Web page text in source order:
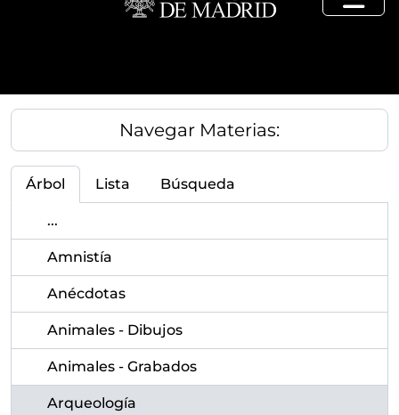
Navegar Materias:
Árbol Lista Búsqueda
...
Amnistía
Anécdotas
Animales - Dibujos
Animales - Grabados
Arqueología